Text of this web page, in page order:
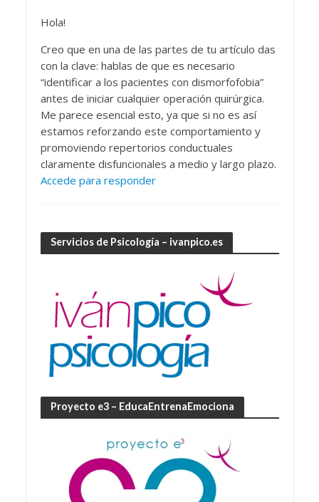
Hola!
Creo que en una de las partes de tu artículo das
con la clave: hablas de que es necesario
“identificar a los pacientes con dismorfofobia”
antes de iniciar cualquier operación quirúrgica.
Me parece esencial esto, ya que si no es así
estamos reforzando este comportamiento y
promoviendo repertorios conductuales
claramente disfuncionales a medio y largo plazo.
Accede para responder
Servicios de Psicología – ivanpico.es
Proyecto e3 – EducaEntrenaEmociona